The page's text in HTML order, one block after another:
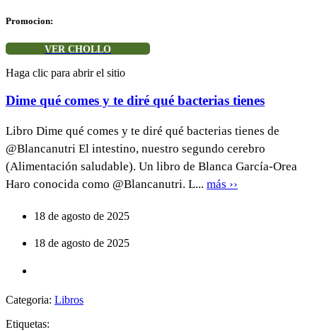
Promocion:
VER CHOLLO
Haga clic para abrir el sitio
Dime qué comes y te diré qué bacterias tienes
Libro Dime qué comes y te diré qué bacterias tienes de
@Blancanutri El intestino, nuestro segundo cerebro
(Alimentación saludable). Un libro de Blanca García-Orea
Haro conocida como @Blancanutri. L... más ››
18 de agosto de 2025
18 de agosto de 2025
Categoria: Libros
Etiquetas: